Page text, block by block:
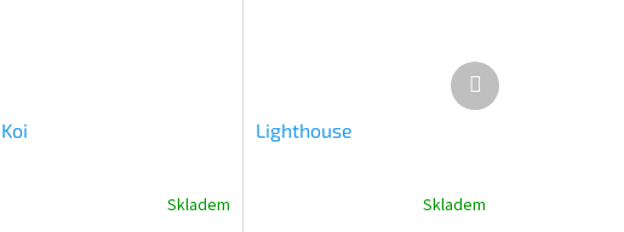
Koi
Skladem
Lighthouse
Skladem
Další
produkt